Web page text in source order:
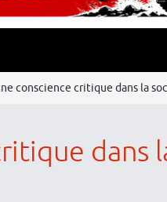
conscience critique dans la
dans